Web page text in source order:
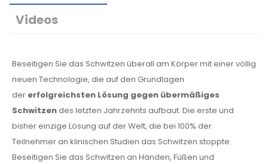
Videos
Beseitigen Sie das Schwitzen überall am Körper mit einer völlig
neuen Technologie, die auf den Grundlagen
der erfolgreichsten Lösung gegen übermäßiges
Schwitzendes letzten Jahrzehnts aufbaut. Die erste und
bisher einzige Lösung auf der Welt, die bei 100% der
Teilnehmer an klinischen Studien das Schwitzen stoppte.
Beseitigen Sie das Schwitzen an Händen, Füßen und